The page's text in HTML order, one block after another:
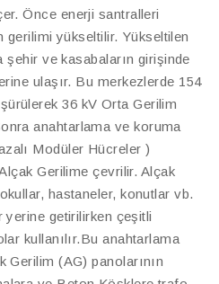
Önce enerji santralleri
gerilimi yükseltilir. Yükseltilen
şehir ve kasabaların girişinde
ulaşır. Bu merkezlerde 154
36 kV Orta Gerilim
anahtarlama ve koruma
Modüler Hücreler )
Gerilime çevrilir. Alçak
hastaneler, konutlar vb.
yerine getirilirken çeşitli
kullanılır.Bu anahtarlama
Gerilim (AG) panolarının